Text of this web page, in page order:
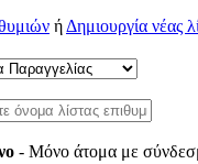
ή Δημιουργία νέας
- Μόνο άτομα με